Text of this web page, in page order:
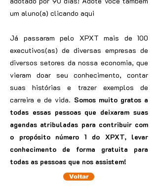
um aluno(a) clicando aqui
Já passaram pelo XPXT mais de 100
executivos(as) de diversas empresas de
diversos setores da nossa economia, que
vieram doar seu conhecimento, contar
suas histórias e trazer exemplos de
carreira e de vida. Somos muito gratos a
todas essas pessoas que deixaram suas
agendas atribuladas para contribuir com
o propósito número 1 do XPXT, levar
conhecimento de forma gratuita para
todas as pessoas que nos assistem!
Voltar